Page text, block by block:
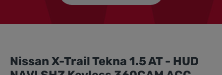
Nissan X-Trail Tekna 1.5 AT - HUD